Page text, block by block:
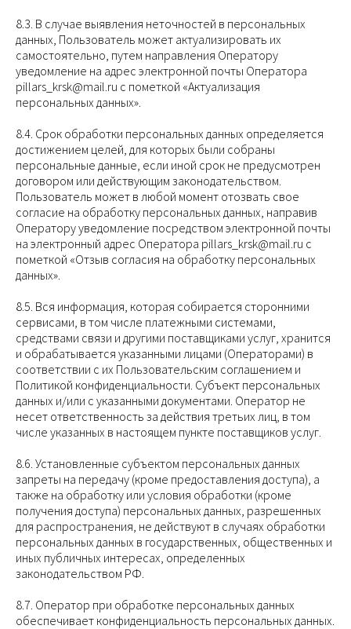
8.3. В случае выявления неточностей в персональных
данных, Пользователь может актуализировать их
самостоятельно, путем направления Оператору
уведомление на адрес электронной почты Оператора
pillars_krsk@mail.ru с пометкой «Актуализация
персональных данных».
8.4. Срок обработки персональных данных определяется
достижением целей, для которых были собраны
персональные данные, если иной срок не предусмотрен
договором или действующим законодательством.
Пользователь может в любой момент отозвать свое
согласие на обработку персональных данных, направив
Оператору уведомление посредством электронной почты
на электронный адрес Оператора pillars_krsk@mail.ru с
пометкой «Отзыв согласия на обработку персональных
данных».
8.5. Вся информация, которая собирается сторонними
сервисами, в том числе платежными системами,
средствами связи и другими поставщиками услуг, хранится
и обрабатывается указанными лицами (Операторами) в
соответствии с их Пользовательским соглашением и
Политикой конфиденциальности. Субъект персональных
данных и/или с указанными документами. Оператор не
несет ответственность за действия третьих лиц, в том
числе указанных в настоящем пункте поставщиков услуг.
8.6. Установленные субъектом персональных данных
запреты на передачу (кроме предоставления доступа), а
также на обработку или условия обработки (кроме
получения доступа) персональных данных, разрешенных
для распространения, не действуют в случаях обработки
персональных данных в государственных, общественных и
иных публичных интересах, определенных
законодательством РФ.
8.7. Оператор при обработке персональных данных
обеспечивает конфиденциальность персональных данных.